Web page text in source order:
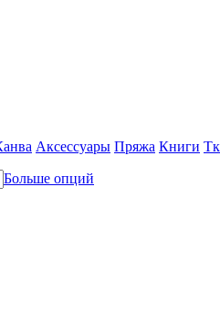
Аксессуары Пряжа Книги
Больше опций